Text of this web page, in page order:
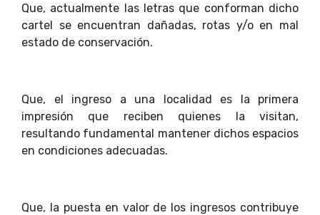
Que, actualmente las letras que conforman dicho
cartel se encuentran dañadas, rotas y/o en mal
estado de conservación.
Que, el ingreso a una localidad es la primera
impresión que reciben quienes la visitan,
resultando fundamental mantener dichos espacios
en condiciones adecuadas.
Que, la puesta en valor de los ingresos contribuye